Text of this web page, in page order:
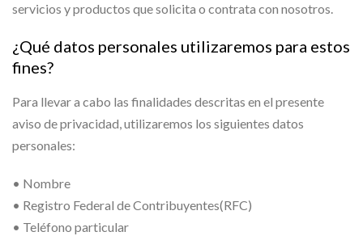
servicios y productos que solicita o contrata con nosotros.
¿Qué datos personales utilizaremos para estos
fines?
Para llevar a cabo las finalidades descritas en el presente
aviso de privacidad, utilizaremos los siguientes datos
personales:
• Nombre
• Registro Federal de Contribuyentes(RFC)
• Teléfono particular